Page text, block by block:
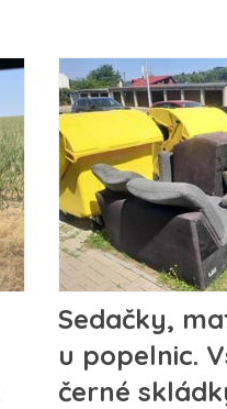
Sedačky,
u popelnic.
černé